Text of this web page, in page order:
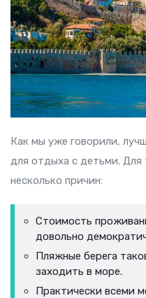
Как мы уже говорили,
для отдыха с детьми. Для
несколько причин:
Стоимость
довольно
Пляжные берега
заходить в море.
Практически всеми